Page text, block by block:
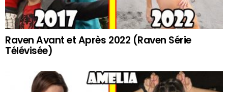
Raven Avant et Après 2022 (Raven Série
Télévisée)